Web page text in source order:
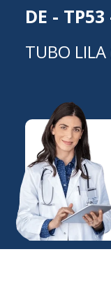
DE - TP53
TUBO LILA